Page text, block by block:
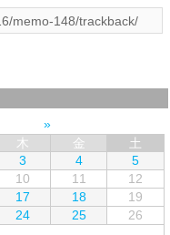
木 金
土
3 4
5
10 11
12
17 18
19
24 25
26